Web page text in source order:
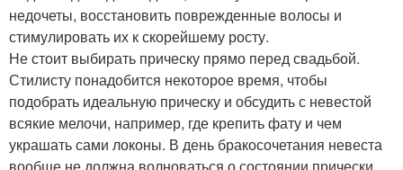
недочеты, восстановить поврежденные волосы и
стимулировать их к скорейшему росту.
Не стоит выбирать прическу прямо перед свадьбой.
Стилисту понадобится некоторое время, чтобы
подобрать идеальную прическу и обсудить с невестой
всякие мелочи, например, где крепить фату и чем
украшать сами локоны. В день бракосочетания невеста